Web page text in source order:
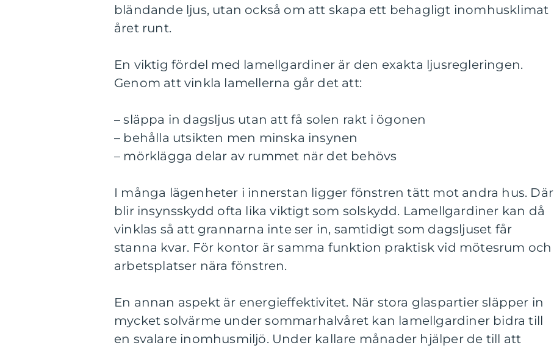
bländande ljus, utan också om att skapa ett behagligt inomhusklimat
året runt.
En viktig fördel med lamellgardiner är den exakta ljusregleringen.
Genom att vinkla lamellerna går det att:
– släppa in dagsljus utan att få solen rakt i ögonen
– behålla utsikten men minska insynen
– mörklägga delar av rummet när det behövs
I många lägenheter i innerstan ligger fönstren tätt mot andra hus. Där
blir insynsskydd ofta lika viktigt som solskydd. Lamellgardiner kan då
vinklas så att grannarna inte ser in, samtidigt som dagsljuset får
stanna kvar. För kontor är samma funktion praktisk vid mötesrum och
arbetsplatser nära fönstren.
En annan aspekt är energieffektivitet. När stora glaspartier släpper in
mycket solvärme under sommarhalvåret kan lamellgardiner bidra till
en svalare inomhusmiljö. Under kallare månader hjälper de till att